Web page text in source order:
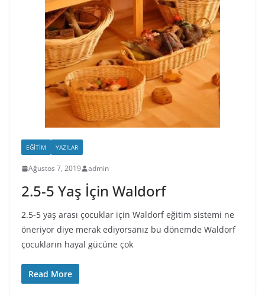
EĞITIM YAZILAR
Ağustos 7, 2019 admin
2.5-5 Yaş İçin Waldorf
2.5-5 yaş arası çocuklar için Waldorf eğitim sistemi ne
öneriyor diye merak ediyorsanız bu dönemde Waldorf
çocukların hayal gücüne çok
Read More